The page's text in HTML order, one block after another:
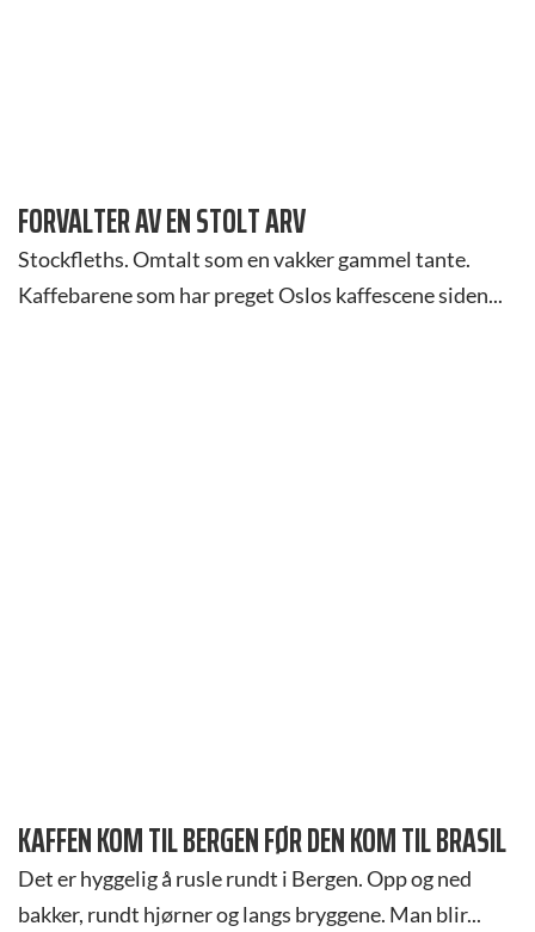
FORVALTER AV EN STOLT ARV
Stockfleths. Omtalt som en vakker gammel tante.
Kaffebarene som har preget Oslos kaffescene siden...
KAFFEN KOM TIL BERGEN FØR DEN KOM TIL BRASIL
Det er hyggelig å rusle rundt i Bergen. Opp og ned
bakker, rundt hjørner og langs bryggene. Man blir...